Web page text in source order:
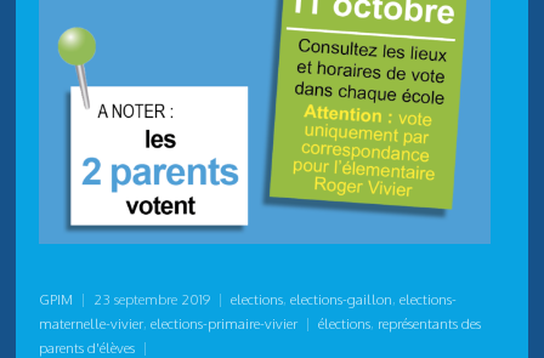
GPIM | 23 septembre 2019 | elections,elections-gaillon,elections-
maternelle-vivier,elections-primaire-vivier | élections, représentants des
parents d'élèves |